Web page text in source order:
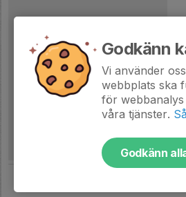
Godkänn
Vi använder
webbplats ska
för
våra tjänster.
Godkänn